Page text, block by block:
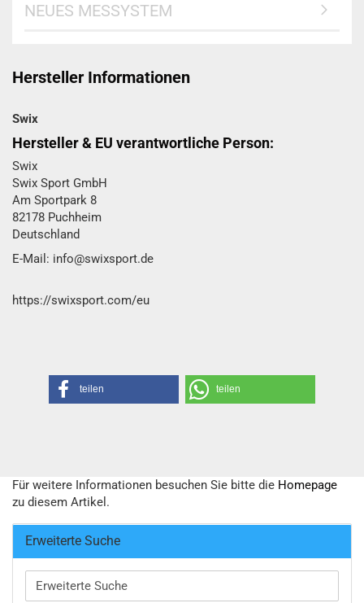
NEUES MESSYSTEM
Hersteller Informationen
Swix
Hersteller & EU verantwortliche Person:
Swix
Swix Sport GmbH​
Am Sportpark 8
82178 Puchheim
Deutschland
E-Mail: info@swixsport.de
https://swixsport.com/eu
teilen teilen
Für weitere Informationen besuchen Sie bitte die Homepage
zu diesem Artikel.
Erweiterte Suche
Erweiterte
Suche